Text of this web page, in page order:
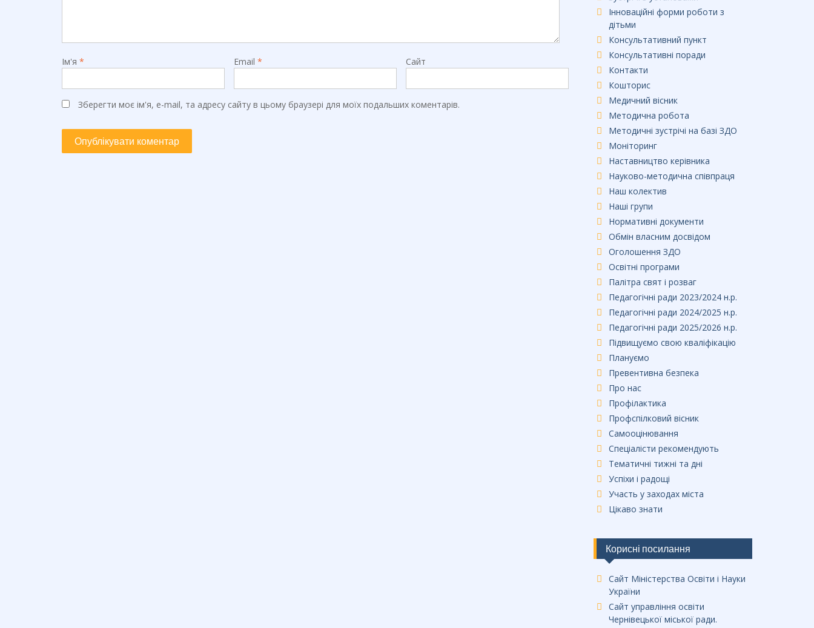
Ім'я * Email * Сайт
Зберегти моє ім'я, e-mail, та адресу сайту в цьому браузері для моїх подальших коментарів.
Інноваційні форми роботи з
дітьми
Консультативний пункт
Консультативні поради
Контакти
Кошторис
Медичний вісник
Методична робота
Методичні зустрічі на базі ЗДО
Моніторинг
Наставництво керівника
Науково-методична співпраця
Наш колектив
Наші групи
Нормативні документи
Обмін власним досвідом
Оголошення ЗДО
Освітні програми
Палітра свят і розваг
Педагогічні ради 2023/2024 н.р.
Педагогічні ради 2024/2025 н.р.
Педагогічні ради 2025/2026 н.р.
Підвищуємо свою кваліфікацію
Плануємо
Превентивна безпека
Про нас
Профілактика
Профспілковий вісник
Самооцінювання
Спеціалісти рекомендують
Тематичні тижні та дні
Успіхи і радощі
Участь у заходах міста
Цікаво знати
Корисні посилання
Сайт Міністерства Освіти і Науки
України
Сайт управління освіти
Чернівецької міської ради.